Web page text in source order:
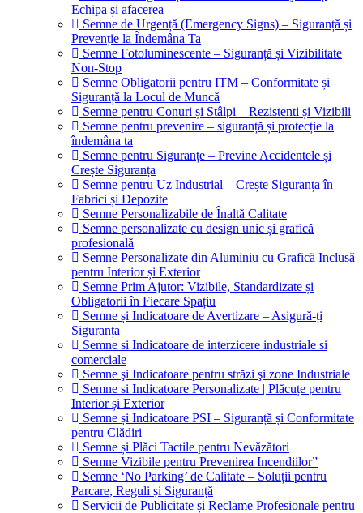
Echipa și afacerea
Semne de Urgență (Emergency Signs) – Siguranță și
Prevenție la Îndemâna Ta
Semne Fotoluminescente – Siguranță și Vizibilitate
Non-Stop
Semne Obligatorii pentru ITM – Conformitate și
Siguranță la Locul de Muncă
Semne pentru Conuri și Stâlpi – Rezistenti și Vizibili
Semne pentru prevenire – siguranță și protecție la
îndemâna ta
Semne pentru Siguranțe – Previne Accidentele și
Crește Siguranța
Semne pentru Uz Industrial – Crește Siguranța în
Fabrici și Depozite
Semne Personalizabile de Înaltă Calitate
Semne personalizate cu design unic și grafică
profesională
Semne Personalizate din Aluminiu cu Grafică Inclusă
pentru Interior și Exterior
Semne Prim Ajutor: Vizibile, Standardizate și
Obligatorii în Fiecare Spațiu
Semne și Indicatoare de Avertizare – Asigură-ți
Siguranța
Semne si Indicatoare de interzicere industriale si
comerciale
Semne şi Indicatoare pentru străzi şi zone Industriale
Semne si Indicatoare Personalizate | Plăcuțe pentru
Interior și Exterior
Semne și Indicatoare PSI – Siguranță și Conformitate
pentru Clădiri
Semne și Plăci Tactile pentru Nevăzători
Semne Vizibile pentru Prevenirea Incendiilor”
Semne ‘No Parking’ de Calitate – Soluții pentru
Parcare, Reguli și Siguranță
Servicii de Publicitate și Reclame Profesionale pentru